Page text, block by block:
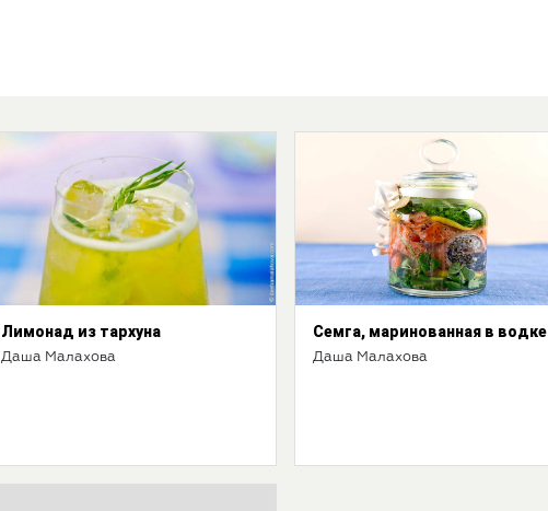
Лимонад из тархуна
Даша Малахова
Семга, маринованная в водке
Даша Малахова